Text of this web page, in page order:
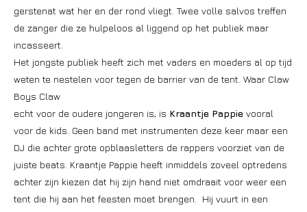
gerstenat wat her en der rond vliegt. Twee volle salvos treffen
de zanger die ze hulpeloos al liggend op het publiek maar
incasseert.
Het jongste publiek heeft zich met vaders en moeders al op tijd
weten te nestelen voor tegen de barrier van de tent. Waar Claw
Boys Claw
echt voor de oudere jongeren is, is Kraantje Pappie vooral
voor de kids. Geen band met instrumenten deze keer maar een
DJ die achter grote opblaasletters de rappers voorziet van de
juiste beats. Kraantje Pappie heeft inmiddels zoveel optredens
achter zijn kiezen dat hij zijn hand niet omdraait voor weer een
tent die hij aan het feesten moet brengen. Hij vuurt in een